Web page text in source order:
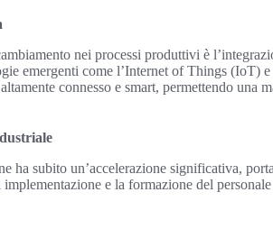
nei processi produttivi è
emergenti come l’Internet of Things (IoT)
connesso e smart, permettendo una
ha subito un’accelerazione significativa,
e la formazione del